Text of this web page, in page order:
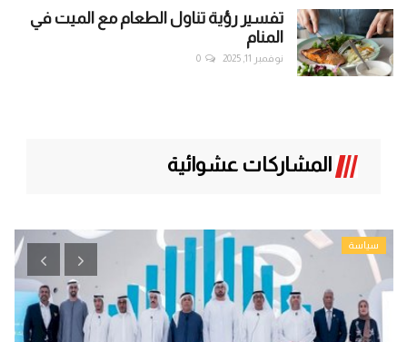
تفسير رؤية تناول الطعام مع الميت في
المنام
نوفمبر 11, 2025 0
المشاركات عشوائية
تحقيقات